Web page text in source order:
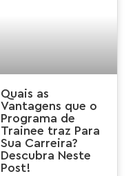
Quais as
Vantagens que o
Programa de
Trainee traz Para
Sua Carreira?
Descubra Neste
Post!